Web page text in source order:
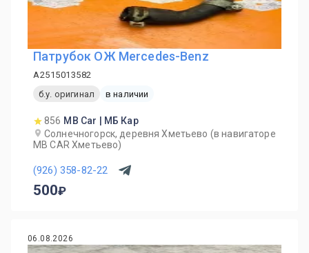
Патрубок ОЖ Mercedes-Benz
A2515013582
б.у. оригинал
в наличии
856 MB Car | МБ Кар
Солнечногорск, деревня Хметьево (в навигаторе
MB CAR Хметьево)
(926) 358-82-22
500
06.08.2026